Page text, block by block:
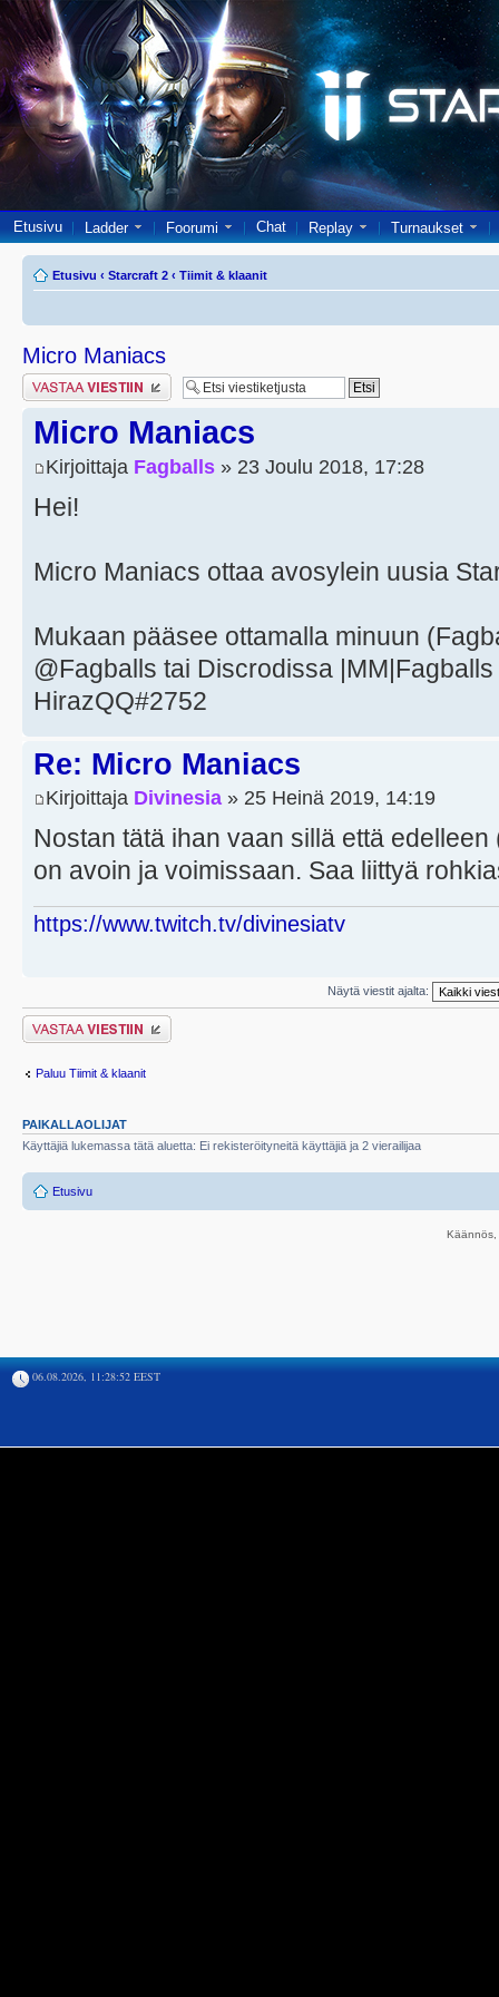
Etusivu Ladder Foorumi Chat Replay Turnaukset
Etusivu ‹ Starcraft 2 ‹ Tiimit & klaanit
Micro Maniacs
Lähetä vastaus
Micro Maniacs
Kirjoittaja Fagballs » 23 Joulu 2018, 17:28
Hei!
Micro Maniacs ottaa avosylein uusia
Mukaan pääsee ottamalla minuun
@Fagballs tai Discrodissa
HirazQQ#2752
Re: Micro Maniacs
Kirjoittaja Divinesia » 25 Heinä 2019, 14:19
Nostan tätä ihan vaan sillä että
on avoin ja voimissaan. Saa liittyä
https://www.twitch.tv/divinesiatv
Näytä viestit ajalta:
Lähetä vastaus
Paluu Tiimit & klaanit
PAIKALLAOLIJAT
Käyttäjiä lukemassa tätä aluetta: Ei rekisteröityneitä käyttäjiä ja 2 vierailijaa
Etusivu
06.08.2026, 11:28:52 EEST